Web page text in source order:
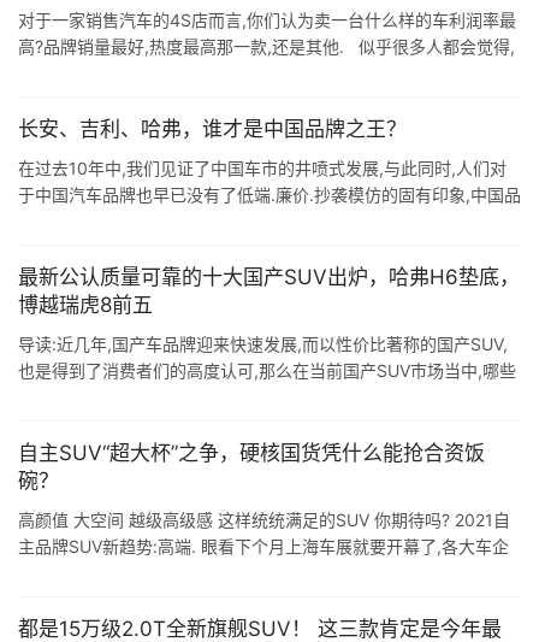
对于一家销售汽车的4S店而言,你们认为卖一台什么样的车利润率最
高?品牌销量最好,热度最高那一款,还是其他. 似乎很多人都会觉得,
长安、吉利、哈弗，谁才是中国品牌之王？
在过去10年中,我们见证了中国车市的井喷式发展,与此同时,人们对
于中国汽车品牌也早已没有了低端.廉价.抄袭模仿的固有印象,中国品
最新公认质量可靠的十大国产SUV出炉，哈弗H6垫底，
博越瑞虎8前五
导读:近几年,国产车品牌迎来快速发展,而以性价比著称的国产SUV,
也是得到了消费者们的高度认可,那么在当前国产SUV市场当中,哪些
自主SUV“超大杯”之争，硬核国货凭什么能抢合资饭
碗？
高颜值 大空间 越级高级感 这样统统满足的SUV 你期待吗? 2021自
主品牌SUV新趋势:高端. 眼看下个月上海车展就要开幕了,各大车企
都是15万级2.0T全新旗舰SUV！ 这三款肯定是今年最